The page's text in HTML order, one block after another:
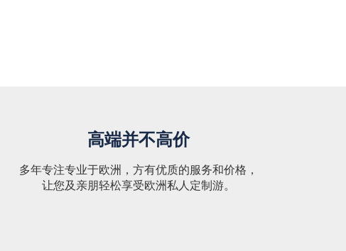
高端并不高价
多年专注专业于欧洲，方有优质的服务和价格，
让您及亲朋轻松享受欧洲私人定制游。